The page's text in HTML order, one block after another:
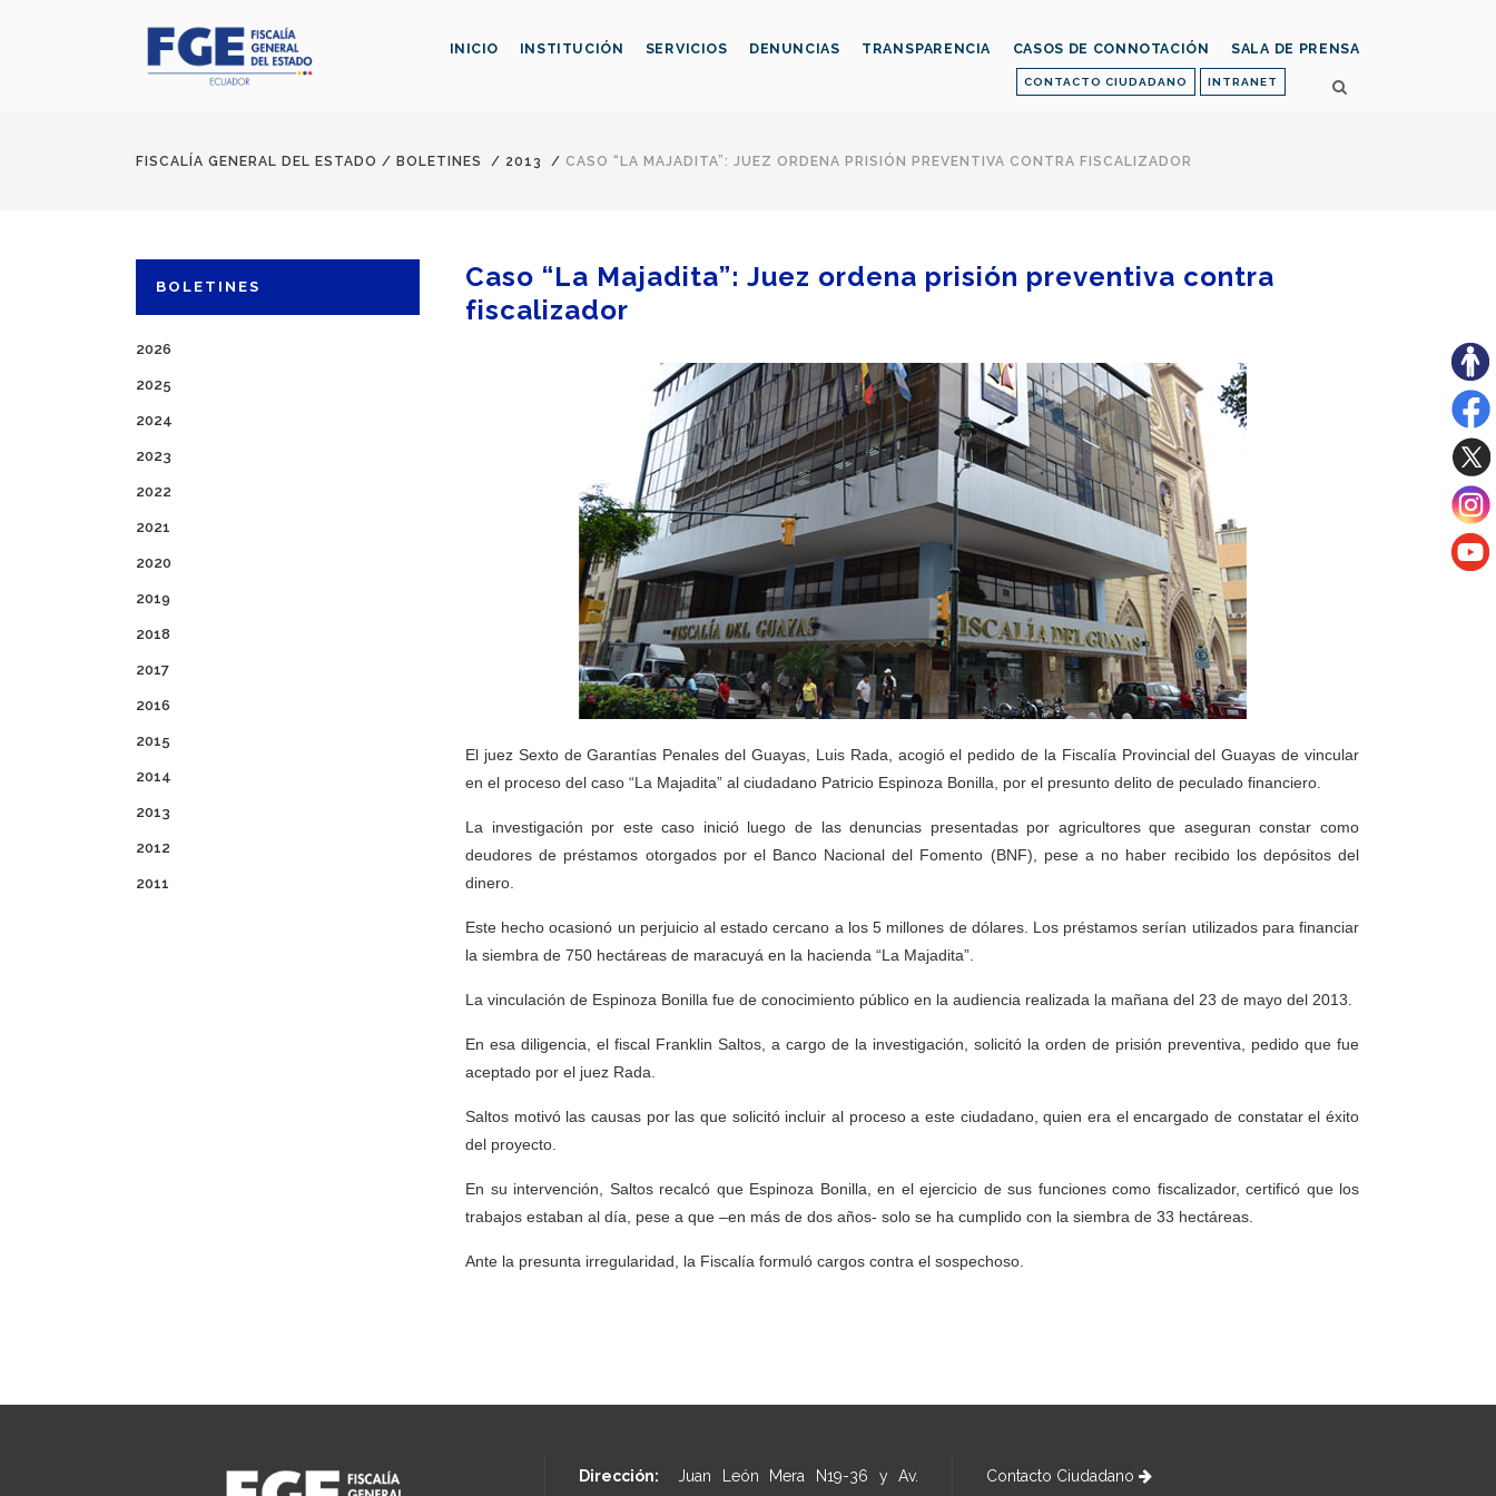
CONTACTO CIUDADANO INTRANET
INICIO INSTITUCIÓN SERVICIOS DENUNCIAS TRANSPARENCIA CASOS DE CONNOTACIÓN SALA DE PRENSA
FISCALÍA GENERAL DEL ESTADO / BOLETINES / 2013 / CASO “LA MAJADITA”: JUEZ ORDENA PRISIÓN PREVENTIVA CONTRA FISCALIZADOR
BOLETINES
2026
2025
2024
2023
2022
2021
2020
2019
2018
2017
2016
2015
2014
2013
2012
2011
Caso “La Majadita”: Juez ordena prisión preventiva contra
fiscalizador
El juez Sexto de Garantías Penales del Guayas, Luis Rada, acogió el pedido de la Fiscalía Provincial del Guayas de vincular
en el proceso del caso “La Majadita” al ciudadano Patricio Espinoza Bonilla, por el presunto delito de peculado financiero.
La investigación por este caso inició luego de las denuncias presentadas por agricultores que aseguran constar como
deudores de préstamos otorgados por el Banco Nacional del Fomento (BNF), pese a no haber recibido los depósitos del
dinero.
Este hecho ocasionó un perjuicio al estado cercano a los 5 millones de dólares. Los préstamos serían utilizados para financiar
la siembra de 750 hectáreas de maracuyá en la hacienda “La Majadita”.
La vinculación de Espinoza Bonilla fue de conocimiento público en la audiencia realizada la mañana del 23 de mayo del 2013.
En esa diligencia, el fiscal Franklin Saltos, a cargo de la investigación, solicitó la orden de prisión preventiva, pedido que fue
aceptado por el juez Rada.
Saltos motivó las causas por las que solicitó incluir al proceso a este ciudadano, quien era el encargado de constatar el éxito
del proyecto.
En su intervención, Saltos recalcó que Espinoza Bonilla, en el ejercicio de sus funciones como fiscalizador, certificó que los
trabajos estaban al día, pese a que –en más de dos años- solo se ha cumplido con la siembra de 33 hectáreas.
Ante la presunta irregularidad, la Fiscalía formuló cargos contra el sospechoso.
Dirección: Juan León Mera N19-36 y Av.
Contacto Ciudadano